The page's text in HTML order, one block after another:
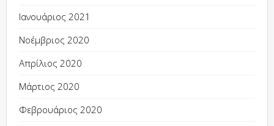
Ιανουάριος 2021
Νοέμβριος 2020
Απρίλιος 2020
Μάρτιος 2020
Φεβρουάριος 2020